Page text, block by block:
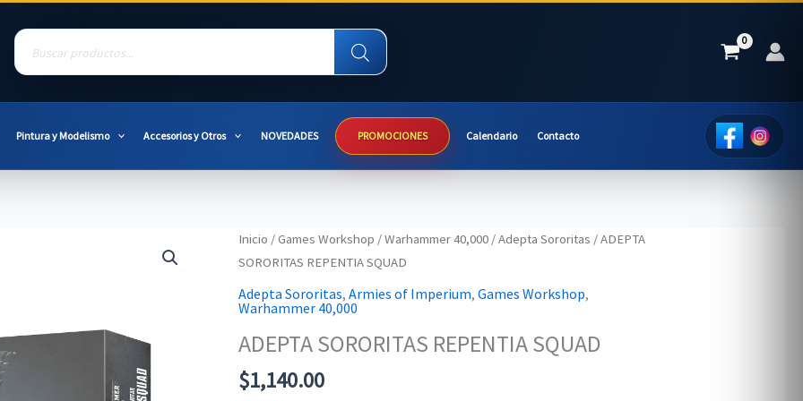
Products
search
Pintura y Modelismo Accesorios y Otros NOVEDADES PROMOCIONES Calendario Contacto
Inicio /Games Workshop /Warhammer 40,000/Adepta Sororitas / ADEPTA
SORORITAS REPENTIA SQUAD
Adepta Sororitas, Armies of Imperium, Games Workshop,
Warhammer 40,000
ADEPTA SORORITAS REPENTIA SQUAD
$1,140.00